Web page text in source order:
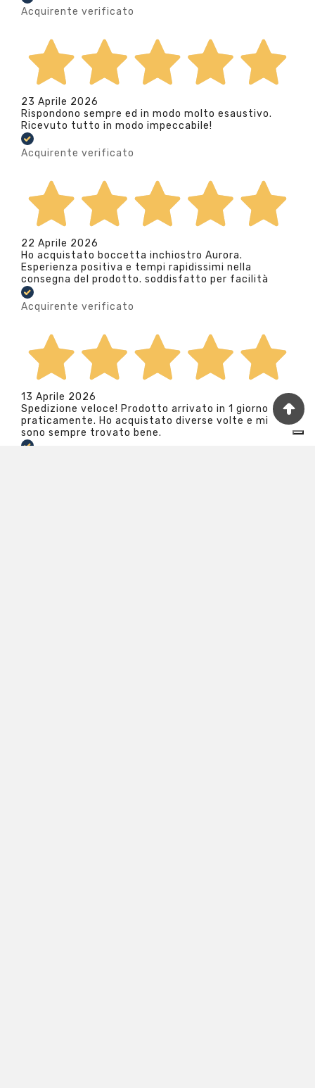
Acquirente verificato
23 Aprile 2026
Rispondono sempre ed in modo molto esaustivo.
Ricevuto tutto in modo impeccabile!
Acquirente verificato
22 Aprile 2026
Ho acquistato boccetta inchiostro Aurora.
Esperienza positiva e tempi rapidissimi nella
consegna del prodotto. soddisfatto per facilità
Acquirente verificato
13 Aprile 2026
Spedizione veloce! Prodotto arrivato in 1 giorno
praticamente. Ho acquistato diverse volte e mi
sono sempre trovato bene.